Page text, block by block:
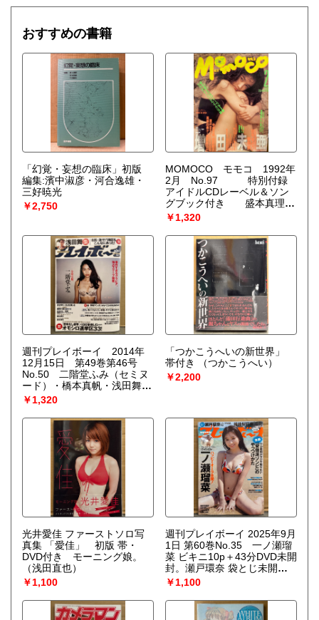
おすすめの書籍
「幻覚・妄想の臨床」初版
編集:濱中淑彦・河合逸雄・
三好暁光
￥2,750
MOMOCO モモコ 1992年
2月 No.97 特別付録
アイドルCDレーベル＆ソン
グブック付き 盛本真理
子・斉藤由貴×中山忍 対談・
西野妙子・寺尾友美・
Cotton・鏑木美砂・高橋由美
子・河田純子・新島弥生・中
江有里・宍戸留美・井上麻
美・こんぺいとう・瀬能あづ
さ・坂井法子 他
￥1,320
週刊プレイボーイ 2014年
12月15日 第49巻第46号
No.50 二階堂ふみ（セミヌ
ード）・橋本真帆・浅田舞
（ビキニ）・柳ゆり菜・朝比
奈彩・春輝・高橋胡桃・紗倉
まな・二宮沙樹・杏さゆり
￥1,320
「つかこうへいの新世界」
帯付き
（つかこうへい）
￥2,200
光井愛佳 ファーストソロ写
真集 「愛佳」 初版 帯・
DVD付き モーニング娘。
（浅田直也）
￥1,100
週刊プレイボーイ 2025年9月
1日 第60巻No.35 一ノ瀬瑠
菜 ビキニ10p＋43分DVD未開
封。瀬戸環奈 袋とじ未開
封。福井梨莉華 ビキニ10p・
逢田珠里依 ビキニ8p・木村
夢叶 ビキニ7p・小日向優花
ビキニ7p・峰島こまき ビキ
￥1,100